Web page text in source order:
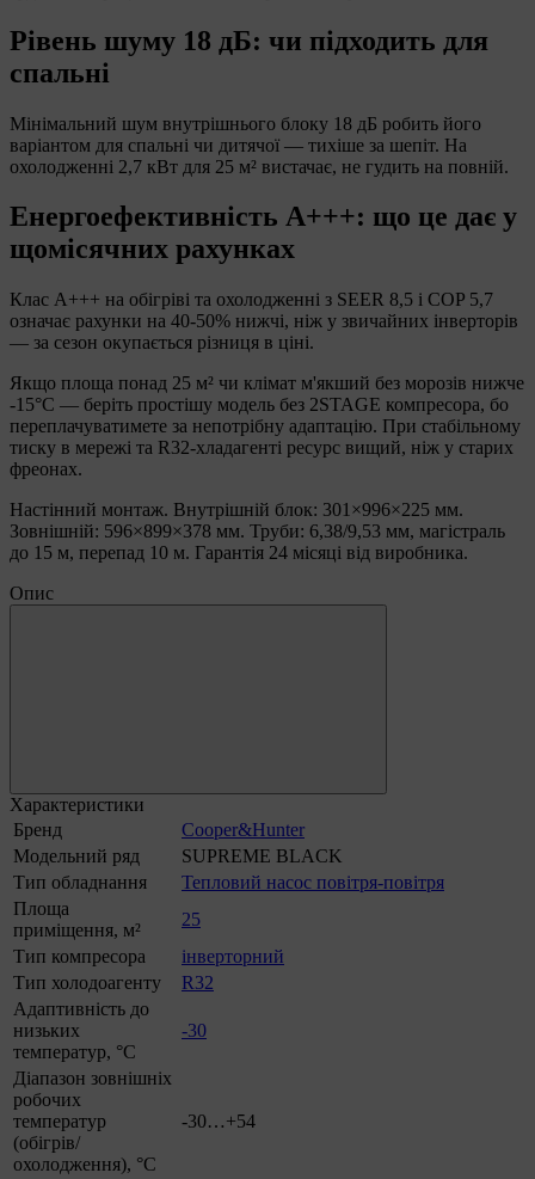
Рівень шуму 18 дБ: чи підходить для
спальні
Мінімальний шум внутрішнього блоку 18 дБ робить його
варіантом для спальні чи дитячої — тихіше за шепіт. На
охолодженні 2,7 кВт для 25 м² вистачає, не гудить на повній.
Енергоефективність A+++: що це дає у
щомісячних рахунках
Клас A+++ на обігріві та охолодженні з SEER 8,5 і COP 5,7
означає рахунки на 40-50% нижчі, ніж у звичайних інверторів
— за сезон окупається різниця в ціні.
Якщо площа понад 25 м² чи клімат м'якший без морозів нижче
-15°C — беріть простішу модель без 2STAGE компресора, бо
переплачуватимете за непотрібну адаптацію. При стабільному
тиску в мережі та R32-хладагенті ресурс вищий, ніж у старих
фреонах.
Настінний монтаж. Внутрішній блок: 301×996×225 мм.
Зовнішній: 596×899×378 мм. Труби: 6,38/9,53 мм, магістраль
до 15 м, перепад 10 м. Гарантія 24 місяці від виробника.
Опис
Характеристики
Бренд
Cooper&Hunter
Модельний ряд
SUPREME BLACK
Тип обладнання
Тепловий насос повітря-повітря
Площа
приміщення, м²
25
Тип компресора
інверторний
Тип холодоагенту
R32
Адаптивність до
низьких
температур, °С
-30
Діапазон зовнішніх
робочих
температур
(обігрів/
охолодження), °C
-30…+54